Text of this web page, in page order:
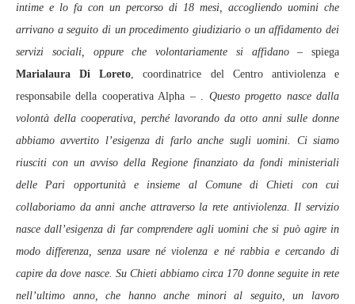
intime e lo fa con un percorso di 18 mesi, accogliendo uomini che
arrivano a seguito di un procedimento giudiziario o un affidamento dei
servizi sociali, oppure che volontariamente si affidano– spiega
Marialaura Di Loreto, coordinatrice del Centro antiviolenza e
responsabile della cooperativa Alpha – . Questo progetto nasce dalla
volontà della cooperativa, perché lavorando da otto anni sulle donne
abbiamo avvertito l’esigenza di farlo anche sugli uomini. Ci siamo
riusciti con un avviso della Regione finanziato da fondi ministeriali
delle Pari opportunità e insieme al Comune di Chieti con cui
collaboriamo da anni anche attraverso la rete antiviolenza. Il servizio
nasce dall’esigenza di far comprendere agli uomini che si può agire in
modo differenza, senza usare né violenza e né rabbia e cercando di
capire da dove nasce. Su Chieti abbiamo circa 170 donne seguite in rete
nell’ultimo anno, che hanno anche minori al seguito, un lavoro